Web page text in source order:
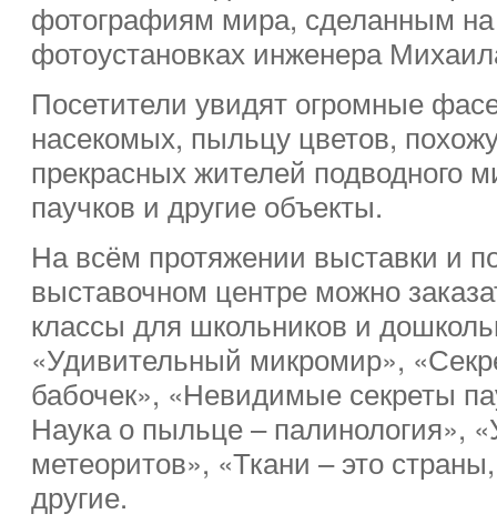
фотографиям мира, сделанным на
фотоустановках инженера
Посетители увидят огромные
насекомых, пыльцу цветов,
прекрасных жителей подводного
паучков и другие объекты.
На всём протяжении выставки и
выставочном центре можно
классы для школьников и
«Удивительный микромир»,
бабочек», «Невидимые секреты
Наука о пыльце – палинология»,
метеоритов», «Ткани – это
другие.